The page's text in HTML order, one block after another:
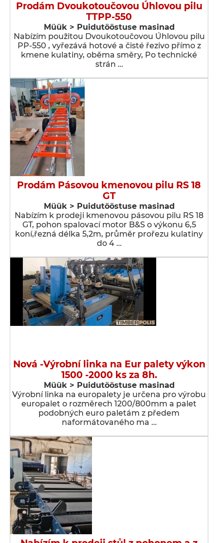
Prodám Dvoukotoučovou Úhlovou pilu
TTPP-550
Müük > Puidutööstuse masinad
Nabízím použitou Dvoukotoučovou Úhlovou pilu
PP-550 , vyřezává hotové a čisté řezivo přímo z
kmene kulatiny, oběma směry, Po technické
strán …
Prodám Pásovou kmenovou pilu RS 18
GT
Müük > Puidutööstuse masinad
Nabízím k prodeji kmenovou pásovou pilu RS 18
GT, pohon spalovací motor B&S o výkonu 6,5
koní,řezná délka 5,2m, průměr prořezu kulatiny
do 4 …
Nová -Výrobní linka na Eur palety výkon
1500 -2000 ks za 8h.
Müük > Puidutööstuse masinad
Výrobní linka na europalety je určena pro výrobu
europalet o rozměrech 1200/800mm a palet
podobných euro paletám z předem
naformátovaného ma …